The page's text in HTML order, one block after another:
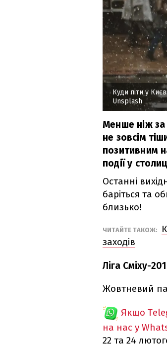
Куди піти у
Unsplash
Менше ніж за
не зовсім
позитивним
події у
Останні
баріться та
близько!
ЧИТАЙТЕ ТАКОЖ:
заходів
Ліга Сміху-
Жовтневий
Якщо
на нас у
22 та 24